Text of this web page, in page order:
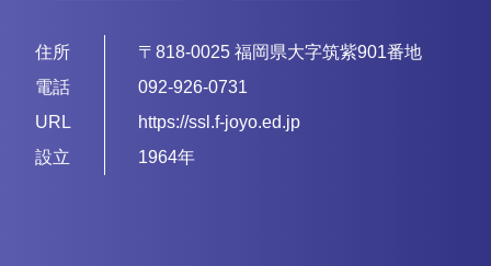
住所
〒818-0025 福岡県大字筑紫901番地
電話
092-926-0731
URL
https://ssl.f-joyo.ed.jp
設立
1964年